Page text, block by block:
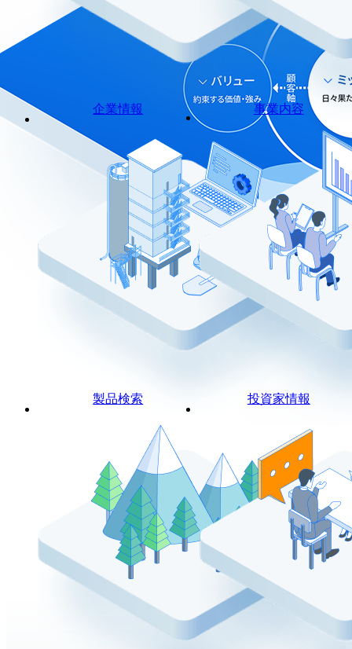
企業情報 事業内容
製品検索 投資家情報